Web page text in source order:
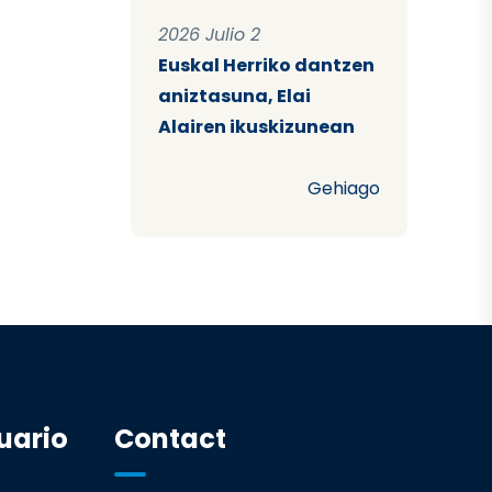
2026 Julio 2
Euskal Herriko dantzen
aniztasuna, Elai
Alairen ikuskizunean
Gehiago
Contact